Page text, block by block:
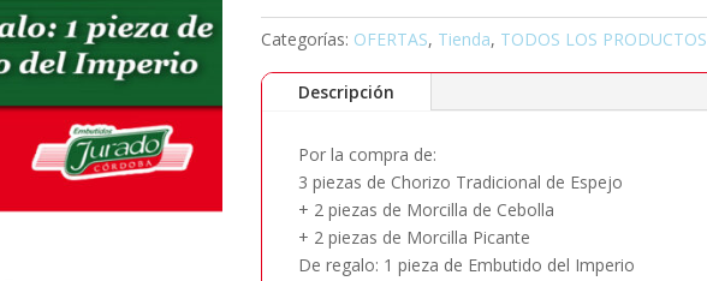
Categorías: OFERTAS, Tienda, TODOS LOS PRODUCTOS
Descripción
Por la compra de:
3 piezas de Chorizo Tradicional de Espejo
+ 2 piezas de Morcilla de Cebolla
+ 2 piezas de Morcilla Picante
De regalo: 1 pieza de Embutido del Imperio